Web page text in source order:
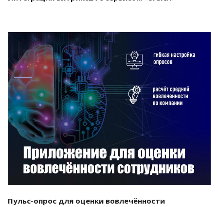
Смотреть проект
Пульс-опрос для оценки вовлечённости